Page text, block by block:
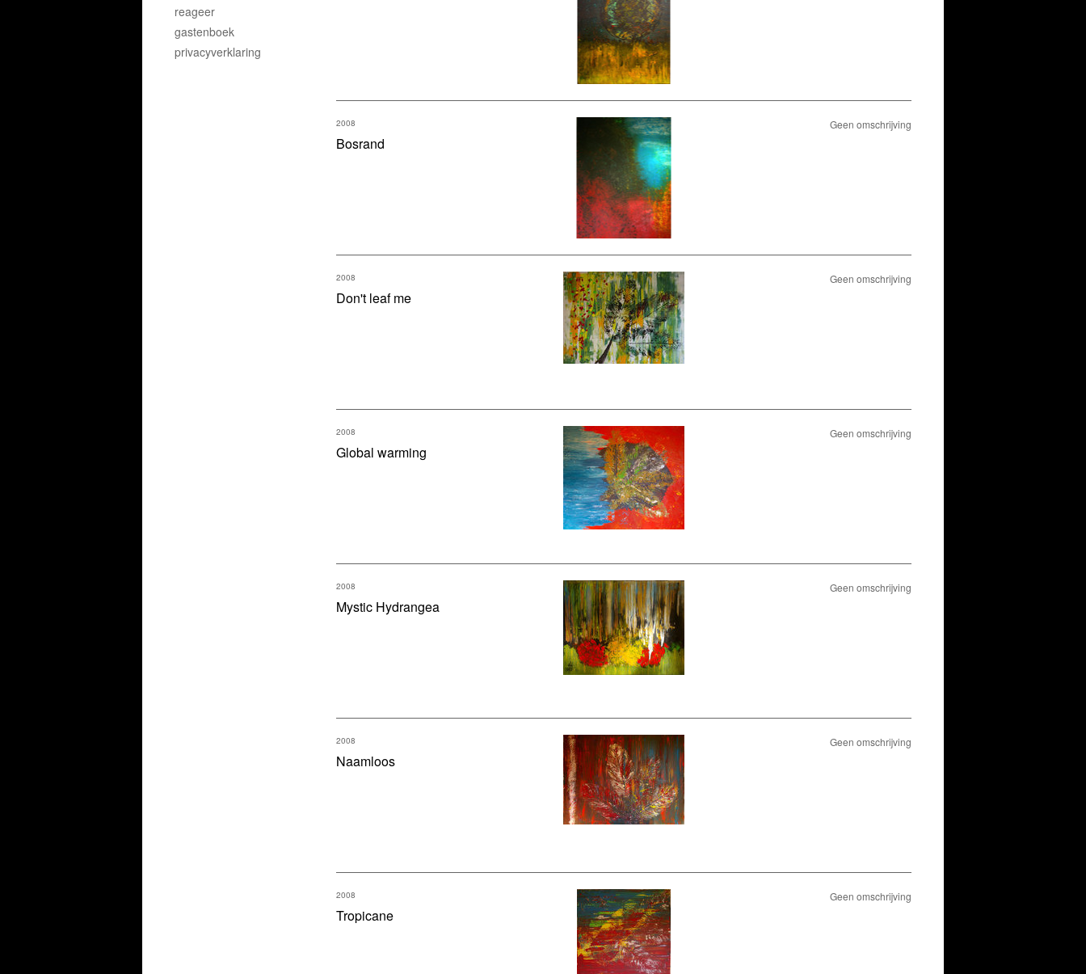
Bosrand
2008 Geen omschrijving
Don't leaf me
2008 Geen omschrijving
Global warming
2008 Geen omschrijving
Mystic Hydrangea
2008 Geen omschrijving
Naamloos
2008 Geen omschrijving
Tropicane
2008 Geen omschrijving
reageer
gastenboek
privacyverklaring